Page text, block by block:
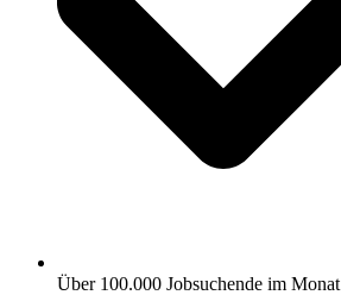
Über 100.000 Jobsuchende im Monat